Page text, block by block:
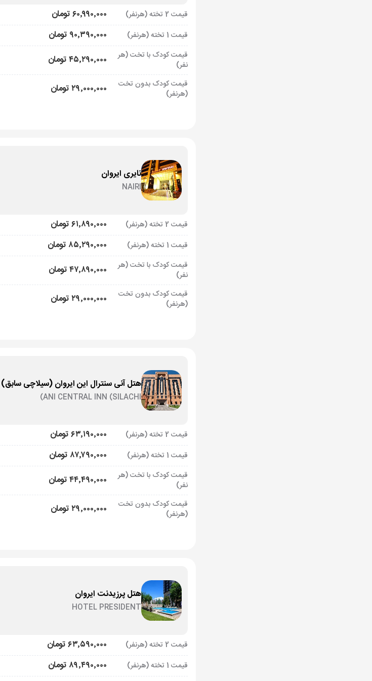
قیمت 2 تخته (هرنفر) ۶۰٬۹۹۰٬۰۰۰ تومان
قیمت 1 تخته (هرنفر) ۹۰٬۳۹۰٬۰۰۰ تومان
قیمت کودک با تخت (هر
نفر)
۴۵٬۲۹۰٬۰۰۰ تومان
قیمت کودک بدون تخت
(هرنفر)
۲۹٬۰۰۰٬۰۰۰ تومان
نایری ایروان
NAIRI
قیمت 2 تخته (هرنفر) ۶۱٬۸۹۰٬۰۰۰ تومان
قیمت 1 تخته (هرنفر) ۸۵٬۲۹۰٬۰۰۰ تومان
قیمت کودک با تخت (هر
نفر)
۴۷٬۸۹۰٬۰۰۰ تومان
قیمت کودک بدون تخت
(هرنفر)
۲۹٬۰۰۰٬۰۰۰ تومان
هتل آنی سنترال این ایروان (سیلاچی سابق)
ANI CENTRAL INN (SILACHI)
قیمت 2 تخته (هرنفر) ۶۳٬۱۹۰٬۰۰۰ تومان
قیمت 1 تخته (هرنفر) ۸۷٬۷۹۰٬۰۰۰ تومان
قیمت کودک با تخت (هر
نفر)
۴۴٬۴۹۰٬۰۰۰ تومان
قیمت کودک بدون تخت
(هرنفر)
۲۹٬۰۰۰٬۰۰۰ تومان
هتل پرزیدنت ایروان
HOTEL PRESIDENT
قیمت 2 تخته (هرنفر) ۶۳٬۵۹۰٬۰۰۰ تومان
قیمت 1 تخته (هرنفر) ۸۹٬۴۹۰٬۰۰۰ تومان